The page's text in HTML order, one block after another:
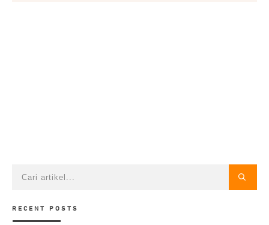
RECENT POSTS